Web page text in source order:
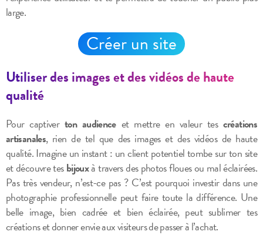
large.
Créer un site
Utiliser des images et des vidéos de haute
qualité
Pour captiverton audienceet mettre en valeur tes créations
artisanales, rien de tel que des images et des vidéos de haute
qualité. Imagine un instant : un client potentiel tombe sur ton site
et découvre tesbijouxà travers des photos floues ou mal éclairées.
Pas très vendeur, n’est-ce pas ? C’est pourquoi investir dans une
photographie professionnelle peut faire toute la différence. Une
belle image, bien cadrée et bien éclairée, peut sublimer tes
créations et donner envie aux visiteurs de passer à l’achat.